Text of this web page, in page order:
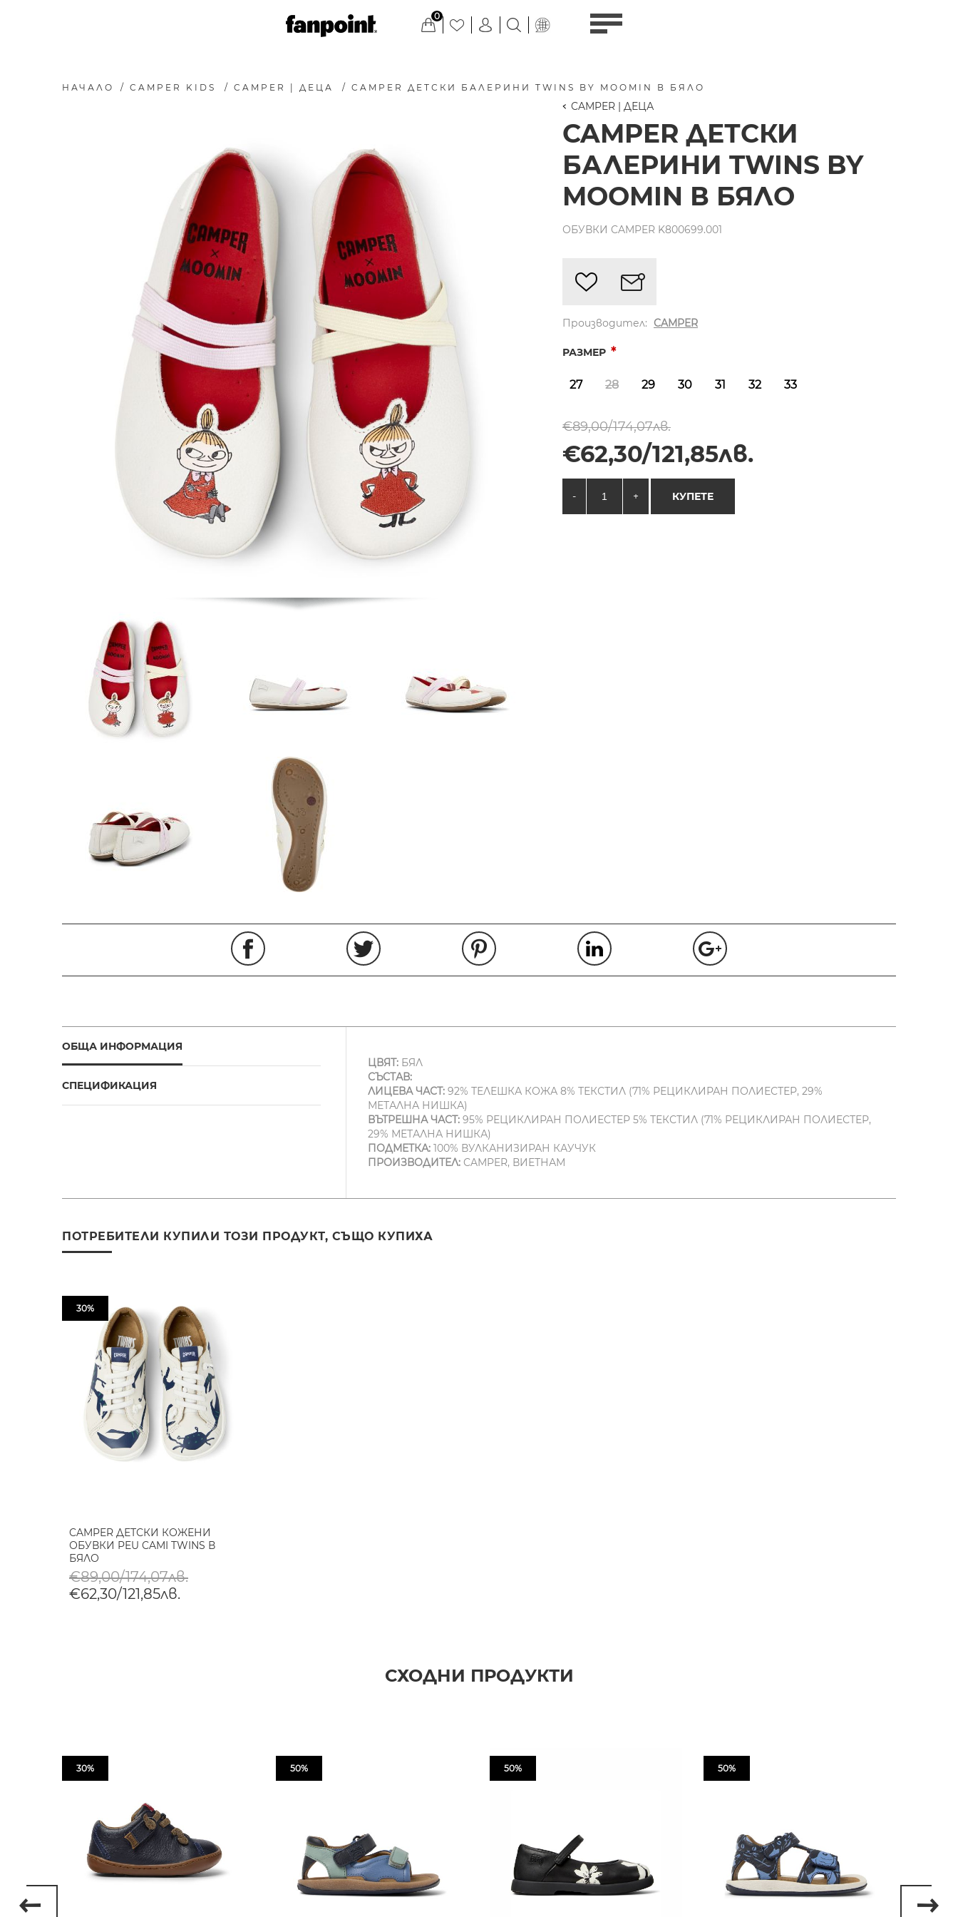
0
НАЧАЛО / CAMPER KIDS / CAMPER | ДЕЦА / CAMPER ДЕТСКИ БАЛЕРИНИ TWINS BY MOOMIN В БЯЛО
CAMPER | ДЕЦА
CAMPER ДЕТСКИ
БАЛЕРИНИ TWINS BY
MOOMIN В БЯЛО
ОБУВКИ CAMPER K800699.001
Производител: CAMPER
РАЗМЕР *
27 28 29 30 31 32 33
€89,00/174,07лв.
€62,30/121,85лв.
- + КУПЕТЕ
ОБЩА ИНФОРМАЦИЯ
СПЕЦИФИКАЦИЯ
ЦВЯТ:БЯЛ
СЪСТАВ:
ЛИЦЕВА ЧАСТ:92% ТЕЛЕШКА КОЖА 8% ТЕКСТИЛ (71% РЕЦИКЛИРАН ПОЛИЕСТЕР, 29%
МЕТАЛНА НИШКА)
ВЪТРЕШНА ЧАСТ:95% РЕЦИКЛИРАН ПОЛИЕСТЕР 5% ТЕКСТИЛ (71% РЕЦИКЛИРАН ПОЛИЕСТЕР,
29% МЕТАЛНА НИШКА)
ПОДМЕТКА:100% ВУЛКАНИЗИРАН КАУЧУК
ПРОИЗВОДИТЕЛ:CAMPER, ВИЕТНАМ
ПОТРЕБИТЕЛИ КУПИЛИ ТОЗИ ПРОДУКТ, СЪЩО КУПИХА
30%
CAMPER ДЕТСКИ КОЖЕНИ
ОБУВКИ PEU CAMI TWINS В
БЯЛО
€89,00/174,07лв.
€62,30/121,85лв.
СХОДНИ ПРОДУКТИ
30% 50% 50% 50%